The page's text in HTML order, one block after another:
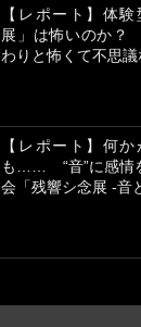
【レポート】体
展」は怖いのか
わりと怖くて不思議
【レポート】何
も…… “音”に感情
会「残響シ念展 -⾳